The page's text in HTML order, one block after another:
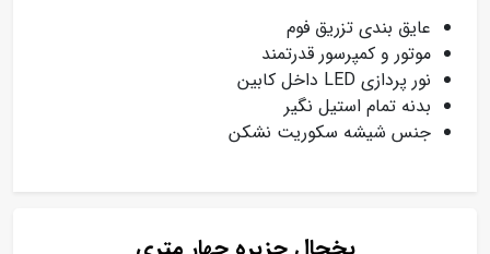
عایق بندی تزریق فوم
موتور و کمپرسور قدرتمند
نور پردازی LED داخل کابین
بدنه تمام استیل نگیر
جنس شیشه سکوریت نشکن